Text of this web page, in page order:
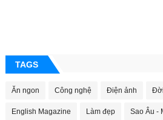
TAGS
Ăn ngon Công nghệ Điện ảnh
English Magazine Làm đẹp Sao Âu -